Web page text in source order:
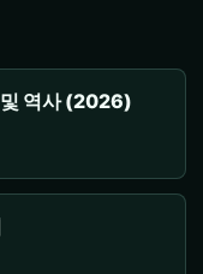
및 역사 (2026)